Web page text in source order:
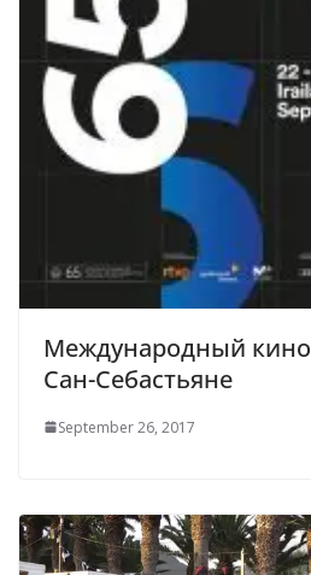
Международный
Сан-Себастьяне
September 26, 2017